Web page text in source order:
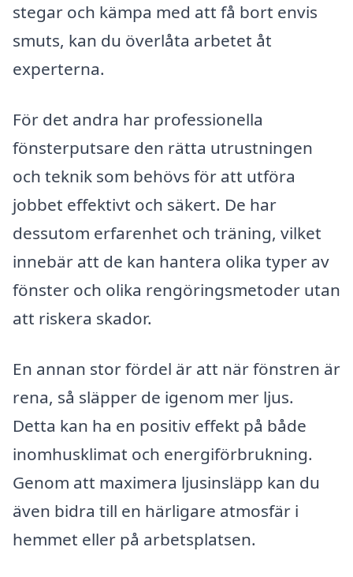
stegar och kämpa med att få bort envis
smuts, kan du överlåta arbetet åt
experterna.
För det andra har professionella
fönsterputsare den rätta utrustningen
och teknik som behövs för att utföra
jobbet effektivt och säkert. De har
dessutom erfarenhet och träning, vilket
innebär att de kan hantera olika typer av
fönster och olika rengöringsmetoder utan
att riskera skador.
En annan stor fördel är att när fönstren är
rena, så släpper de igenom mer ljus.
Detta kan ha en positiv effekt på både
inomhusklimat och energiförbrukning.
Genom att maximera ljusinsläpp kan du
även bidra till en härligare atmosfär i
hemmet eller på arbetsplatsen.